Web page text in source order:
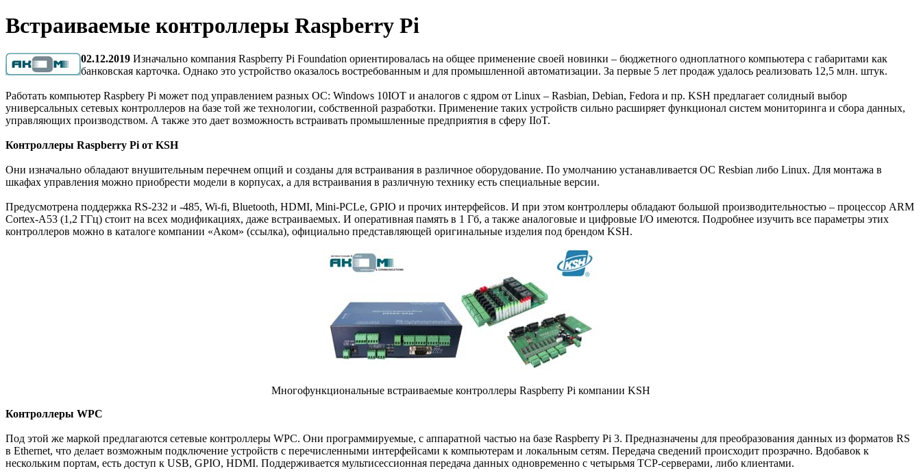
Встраиваемые контроллеры Raspberry Pi
02.12.2019 Изначально компания Raspberry Pi Foundation ориентировалась на общее применение своей новинки – бюджетного одноплатного компьютера с габаритами как
банковская карточка. Однако это устройство оказалось востребованным и для промышленной автоматизации. За первые 5 лет продаж удалось реализовать 12,5 млн. штук.
Работать компьютер Raspbery Pi может под управлением разных ОС: Windows 10IOT и аналогов с ядром от Linux – Rasbian, Debian, Fedora и пр. KSH предлагает солидный выбор
универсальных сетевых контроллеров на базе той же технологии, собственной разработки. Применение таких устройств сильно расширяет функционал систем мониторинга и сбора данных,
управляющих производством. А также это дает возможность встраивать промышленные предприятия в сферу IIoT.
Контроллеры Raspberry Pi от KSH
Они изначально обладают внушительным перечнем опций и созданы для встраивания в различное оборудование. По умолчанию устанавливается ОС Resbian либо Linux. Для монтажа в
шкафах управления можно приобрести модели в корпусах, а для встраивания в различную технику есть специальные версии.
Предусмотрена поддержка RS-232 и -485, Wi-fi, Bluetooth, HDMI, Mini-PCLe, GPIO и прочих интерфейсов. И при этом контроллеры обладают большой производительностью – процессор ARM
Cortex-A53 (1,2 ГГц) стоит на всех модификациях, даже встраиваемых. И оперативная память в 1 Гб, а также аналоговые и цифровые I/O имеются. Подробнее изучить все параметры этих
контроллеров можно в каталоге компании «Аком» (ссылка), официально представляющей оригинальные изделия под брендом KSH.
Многофункциональные встраиваемые контроллеры Raspberry Pi компании KSH
Контроллеры WPC
Под этой же маркой предлагаются сетевые контроллеры WPC. Они программируемые, с аппаратной частью на базе Raspberry Pi 3. Предназначены для преобразования данных из форматов RS
в Ethernet, что делает возможным подключение устройств с перечисленными интерфейсами к компьютерам и локальным сетям. Передача сведений происходит прозрачно. Вдобавок к
нескольким портам, есть доступ к USB, GPIO, HDMI. Поддерживается мультисессионная передача данных одновременно с четырьмя TCP-серверами, либо клиентами.